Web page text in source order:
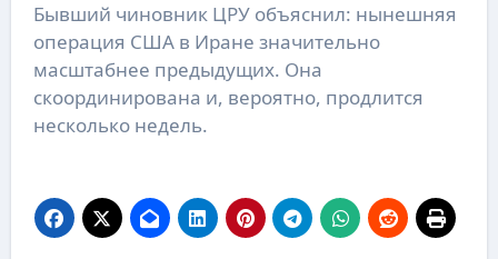
Бывший чиновник ЦРУ объяснил: нынешняя
операция США в Иране значительно
масштабнее предыдущих. Она
скоординирована и, вероятно, продлится
несколько недель.